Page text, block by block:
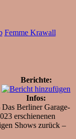
Femme Krawall
Berichte:
Infos:
Das Berliner Garage-
erschienenen
Shows zurück –